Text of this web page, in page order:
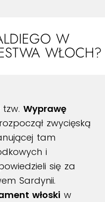
W
WŁOCH?
tzw. Wyprawę
zwycięską
tam
i
się za
Sardynii.
włoski w